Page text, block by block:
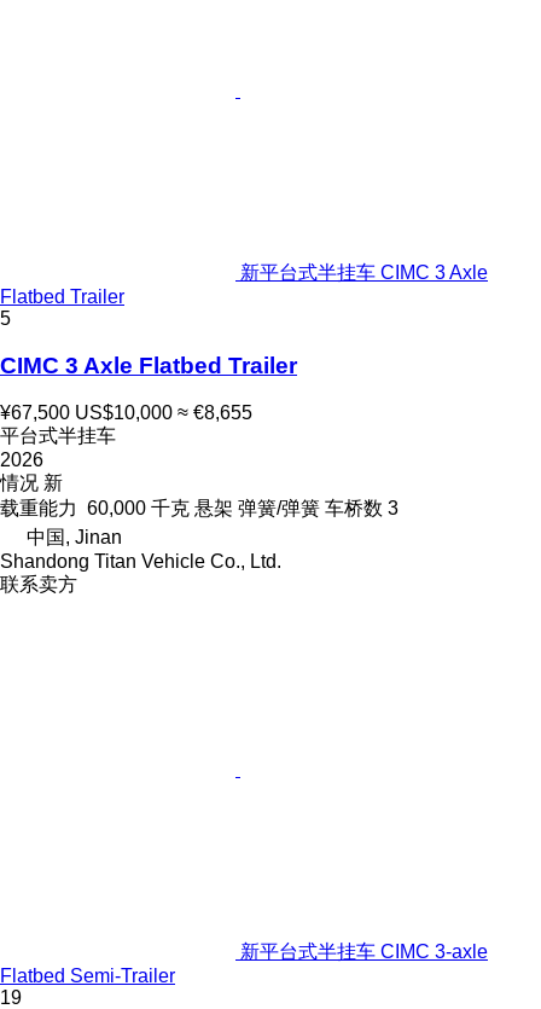
新平台式半挂车 CIMC 3 Axle
Flatbed Trailer
5
CIMC 3 Axle Flatbed Trailer
¥67,500 US$10,000 ≈ €8,655
平台式半挂车
2026
情况 新
载重能力 60,000 千克 悬架 弹簧/弹簧 车桥数 3
中国, Jinan
Shandong Titan Vehicle Co., Ltd.
联系卖方
新平台式半挂车 CIMC 3-axle
Flatbed Semi-Trailer
19